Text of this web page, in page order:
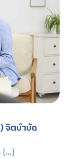
จิตบำบัด
[…]